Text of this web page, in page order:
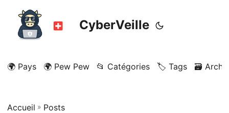
CyberVeille
🌍 Pays 🌍 Pew Pew 📂 Catégories 🏷️ Tags 🗃️
Accueil » Posts